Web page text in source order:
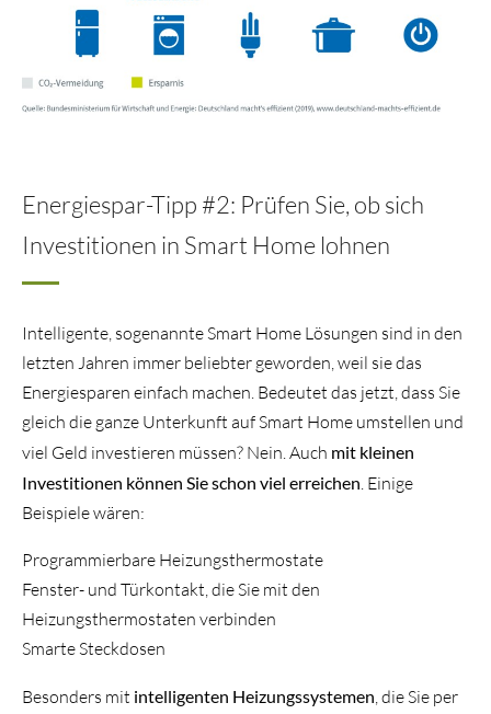
Energiespar-Tipp #2: Prüfen Sie, ob sich
Investitionen in Smart Home lohnen
Intelligente, sogenannte Smart Home Lösungen sind in den
letzten Jahren immer beliebter geworden, weil sie das
Energiesparen einfach machen. Bedeutet das jetzt, dass Sie
gleich die ganze Unterkunft auf Smart Home umstellen und
viel Geld investieren müssen? Nein. Auch mit kleinen
Investitionen können Sie schon viel erreichen. Einige
Beispiele wären:
Programmierbare Heizungsthermostate
Fenster- und Türkontakt, die Sie mit den
Heizungsthermostaten verbinden
Smarte Steckdosen
Besonders mit intelligenten Heizungssystemen, die Sie per